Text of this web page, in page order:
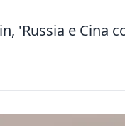
'Russia e Cina